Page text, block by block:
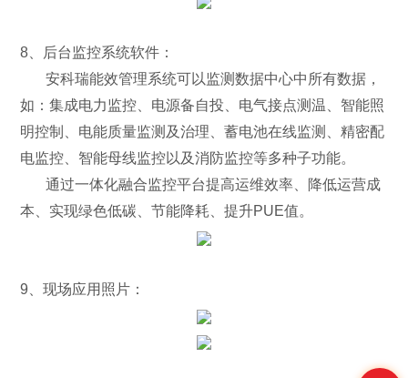
8、后台监控系统软件：
安科瑞能效管理系统可以监测数据中心中所有数据，
如：集成电力监控、电源备自投、电气接点测温、智能照
明控制、电能质量监测及治理、蓄电池在线监测、精密配
电监控、智能母线监控以及消防监控等多种子功能。
通过一体化融合监控平台提高运维效率、降低运营成
本、实现绿色低碳、节能降耗、提升PUE值。
9、现场应用照片：